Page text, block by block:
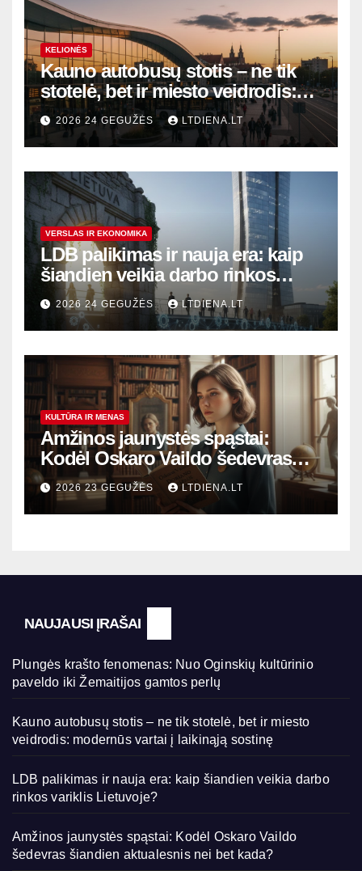
KELIONĖS
Kauno autobusų stotis – ne tik
stotelė, bet ir miesto veidrodis:
modernūs vartai į laikinąją
sostinę
2026 24 GEGUŽĖS LTDIENA.LT
VERSLAS IR EKONOMIKA
LDB palikimas ir nauja era: kaip
šiandien veikia darbo rinkos
variklis Lietuvoje?
2026 24 GEGUŽĖS LTDIENA.LT
KULTŪRA IR MENAS
Amžinos jaunystės spąstai:
Kodėl Oskaro Vaildo šedevras
šiandien aktualesnis nei bet
kada?
2026 23 GEGUŽĖS LTDIENA.LT
NAUJAUSI ĮRAŠAI
Plungės krašto fenomenas: Nuo Oginskių kultūrinio
paveldo iki Žemaitijos gamtos perlų
Kauno autobusų stotis – ne tik stotelė, bet ir miesto
veidrodis: modernūs vartai į laikinąją sostinę
LDB palikimas ir nauja era: kaip šiandien veikia darbo
rinkos variklis Lietuvoje?
Amžinos jaunystės spąstai: Kodėl Oskaro Vaildo
šedevras šiandien aktualesnis nei bet kada?